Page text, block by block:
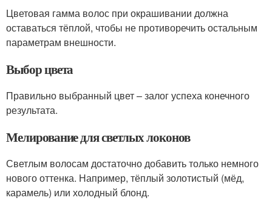
Цветовая гамма волос при окрашивании должна
оставаться тёплой, чтобы не противоречить остальным
параметрам внешности.
Выбор цвета
Правильно выбранный цвет – залог успеха конечного
результата.
Мелирование для светлых локонов
Светлым волосам достаточно добавить только немного
нового оттенка. Например, тёплый золотистый (мёд,
карамель) или холодный блонд.